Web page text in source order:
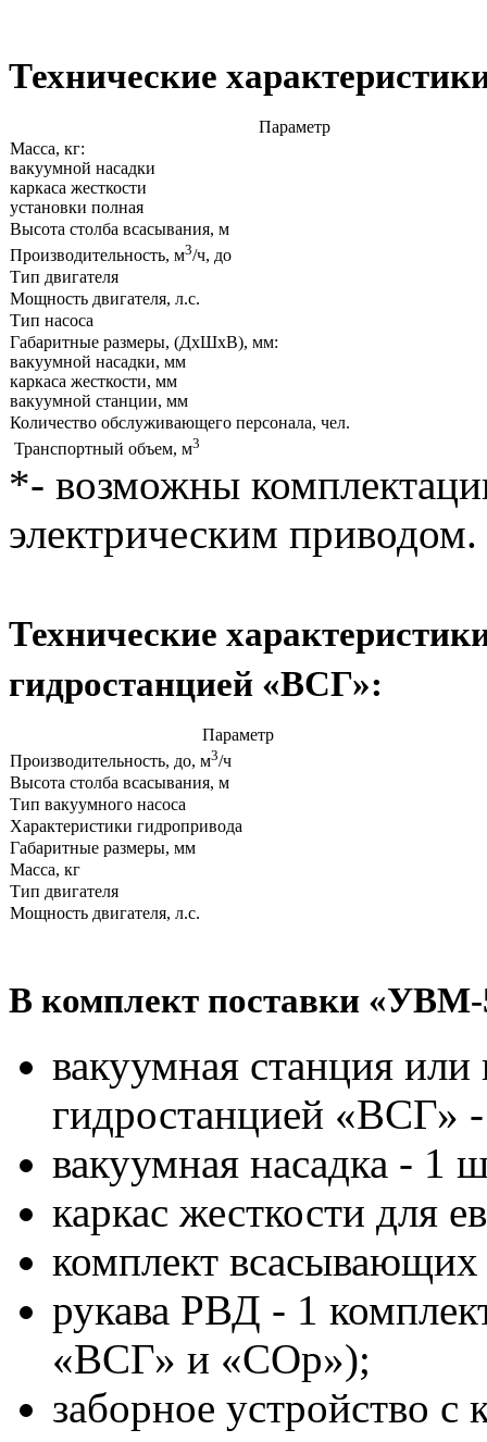
Технические
Параметр
Масса, кг:
вакуумной насадки
каркаса жесткости
установки полная
Высота столба всасывания, м
Производительность, м3/ч, до
Тип двигателя
Мощность двигателя, л.с.
Тип насоса
Габаритные размеры, (ДхШхВ), мм:
вакуумной насадки, мм
каркаса жесткости, мм
вакуумной станции, мм
Количество обслуживающего персонала, чел.
Транспортный объем, м3
*- возможны
электрическим приводом.
Технические
гидростанцией «ВСГ»:
Параметр
Производительность, до, м3/ч
Высота столба всасывания, м
Тип вакуумного насоса
Характеристики гидропривода
Габаритные размеры, мм
Масса, кг
Тип двигателя
Мощность двигателя, л.с.
В комплект поставки «УВМ-
вакуумная станция или
гидростанцией «ВСГ»
вакуумная насадка - 1
каркас жесткости для
комплект
рукава РВД - 1
«ВСГ» и «СОр»);
заборное устройство